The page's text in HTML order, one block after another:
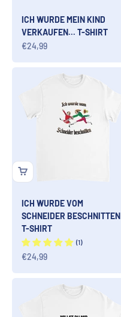
ICH WURDE MEIN KIND
VERKAUFEN... T-SHIRT
Angebot
€24,99
ICH WURDE VOM
SCHNEIDER BESCHNITTEN
T-SHIRT
Angebot
€24,99